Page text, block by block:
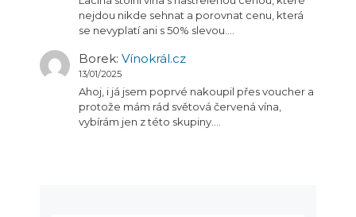
nejdou nikde sehnat a porovnat cenu, která
se nevyplatí ani s 50% slevou.…
Borek: Vínokrál.cz
13/01/2025
Ahoj, i já jsem poprvé nakoupil přes voucher a
protože mám rád světová červená vína,
vybírám jen z této skupiny.…